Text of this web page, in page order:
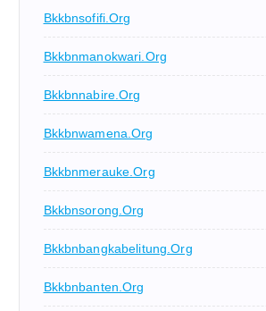
Bkkbnsofifi.org
Bkkbnmanokwari.org
Bkkbnnabire.org
Bkkbnwamena.org
Bkkbnmerauke.org
Bkkbnsorong.org
Bkkbnbangkabelitung.org
Bkkbnbanten.org